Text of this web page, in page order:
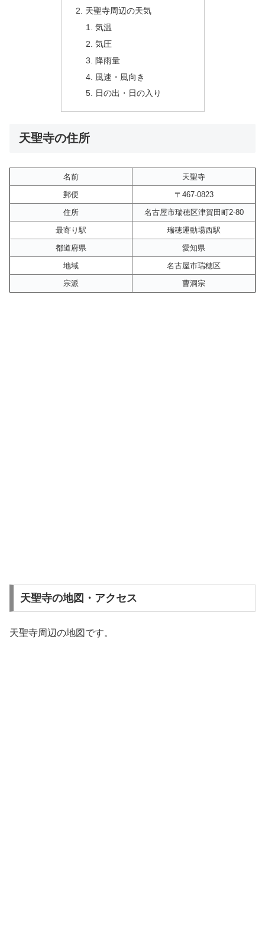
天聖寺周辺の天気
気温
気圧
降雨量
風速・風向き
日の出・日の入り
天聖寺の住所
名前
天聖寺
郵便
〒467-0823
住所
名古屋市瑞穂区津賀田町2-80
最寄り駅
瑞穂運動場西駅
都道府県
愛知県
地域
名古屋市瑞穂区
宗派
曹洞宗
天聖寺の地図・アクセス
天聖寺周辺の地図です。